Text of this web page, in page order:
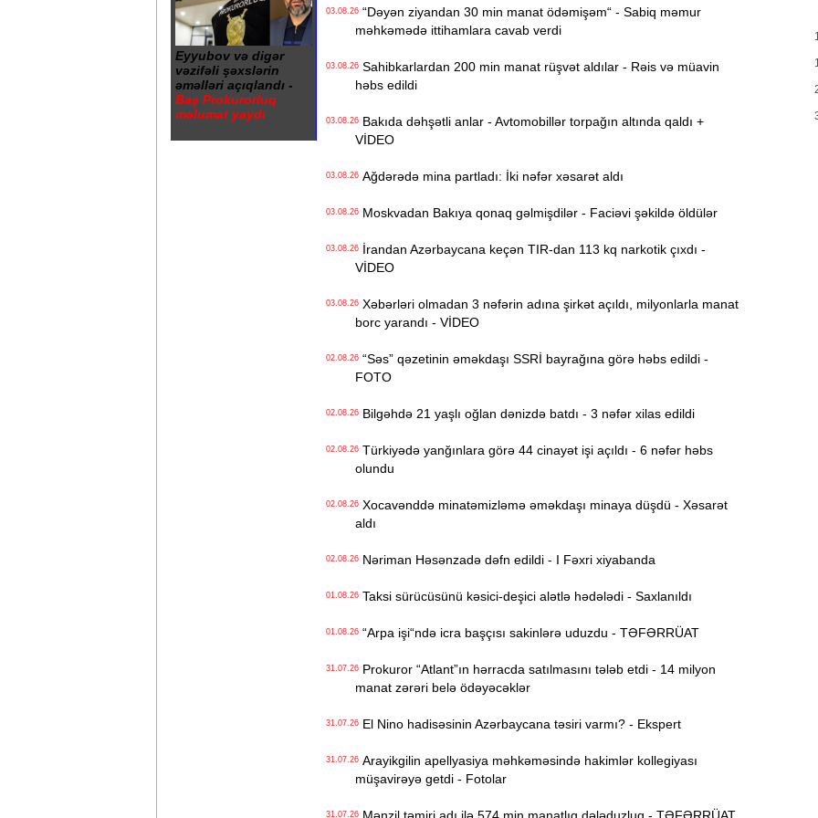
Eyyubov və digər
vəzifəli şəxslərin
əməlləri açıqlandı -
Baş Prokurorluq
məlumat yaydı
03.08.26“Dəyən ziyandan 30 min manat ödəmişəm“ - Sabiq məmur
məhkəmədə ittihamlara cavab verdi
03.08.26Sahibkarlardan 200 min manat rüşvət aldılar - Rəis və müavin
həbs edildi
03.08.26Bakıda dəhşətli anlar - Avtomobillər torpağın altında qaldı +
VİDEO
03.08.26Ağdərədə mina partladı: İki nəfər xəsarət aldı
03.08.26Moskvadan Bakıya qonaq gəlmişdilər - Faciəvi şəkildə öldülər
03.08.26İrandan Azərbaycana keçən TIR-dan 113 kq narkotik çıxdı -
VİDEO
03.08.26Xəbərləri olmadan 3 nəfərin adına şirkət açıldı, milyonlarla manat
borc yarandı - VİDEO
02.08.26“Səs” qəzetinin əməkdaşı SSRİ bayrağına görə həbs edildi -
FOTO
02.08.26Bilgəhdə 21 yaşlı oğlan dənizdə batdı - 3 nəfər xilas edildi
02.08.26Türkiyədə yanğınlara görə 44 cinayət işi açıldı - 6 nəfər həbs
olundu
02.08.26Xocavənddə minatəmizləmə əməkdaşı minaya düşdü - Xəsarət
aldı
02.08.26Nəriman Həsənzadə dəfn edildi - I Fəxri xiyabanda
01.08.26Taksi sürücüsünü kəsici-deşici alətlə hədələdi - Saxlanıldı
01.08.26“Arpa işi“ndə icra başçısı sakinlərə uduzdu - TƏFƏRRÜAT
31.07.26Prokuror “Atlant”ın hərracda satılmasını tələb etdi - 14 milyon
manat zərəri belə ödəyəcəklər
31.07.26El Nino hadisəsinin Azərbaycana təsiri varmı? - Ekspert
31.07.26Arayikgilin apellyasiya məhkəməsində hakimlər kollegiyası
müşavirəyə getdi - Fotolar
31.07.26